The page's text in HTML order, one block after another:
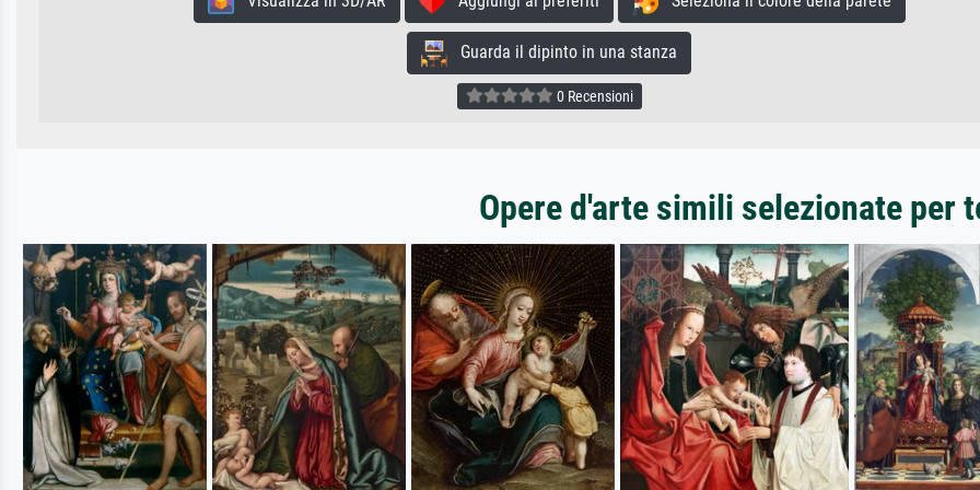
Guarda il dipinto in una stanza
0 Recensioni
Opere d'arte simili selezionate per